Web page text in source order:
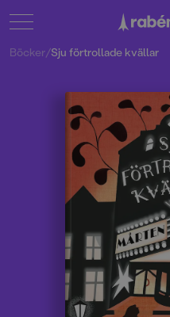
Böcker/Sju förtrollade kvällar